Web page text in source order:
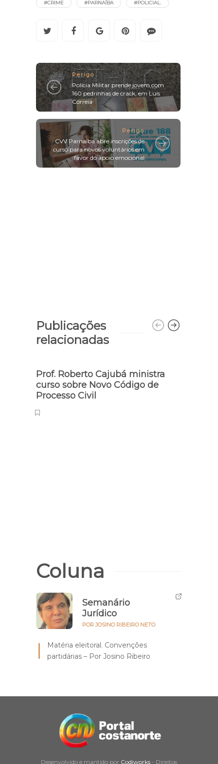
#CRIME #PARNAÍBA #POLICIAL.
Perigo
Polícia Militar prende jovem com
160 pedrinhas de crack, em Luís
Correia
Perigo
CVV Parnaíba abre inscrições de
curso para novos voluntários em
favor do apoio emocional
Publicações
relacionadas
Prof. Roberto Cajubá ministra
curso sobre Novo Código de
Processo Civil
Coluna
Semanário
Jurídico
POR JOSINO RIBEIRO NETO
Matéria eleitoral. Convenções
partidárias – Por Josino Ribeiro
Desenvolvido e mantido por Codiworks - Direitos